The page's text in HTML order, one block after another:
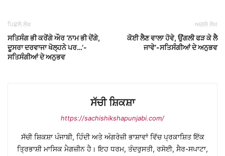
ਪਿਛਲੇ ਲੇਖ
ਸਤਿਸੰਗ ਭੀ ਕਰੇਂਗੇ ਔਰ ‘ਨਾਮ ਭੀ ਦੇਂਗੇ,
ਦੂਸਰਾ ਦਰਵਾਜਾ ਖੋਲ੍ਹਨੇ ਪਰ…’-
ਸਤਿਸੰਗੀਆਂ ਦੇ ਅਨੁਭਵ
ਅਗਲੇ ਲੇਖ
ਕੋਈ ਲੈਣ ਵਾਲਾ ਹੋਵੇ, ਉਂਗਲੀ ਫੜ ਕੇ ਲੈ
ਜਾਵੇ’-ਸਤਿਸੰਗੀਆਂ ਦੇ ਅਨੁਭਵ
ਸੱਚੀ ਸ਼ਿਕਸ਼ਾ
https://sachishikshapunjabi.com/
ਸੱਚੀ ਸ਼ਿਕਸ਼ਾ ਪੰਜਾਬੀ, ਹਿੰਦੀ ਅਤੇ ਅੰਗਰੇਜ਼ੀ ਭਾਸ਼ਾਵਾਂ ਵਿੱਚ ਪ੍ਰਕਾਸ਼ਿਤ ਇੱਕ
ਤ੍ਰਿਭਾਸ਼ੀ ਮਾਸਿਕ ਮੈਗਜ਼ੀਨ ਹੈ। ਇਹ ਧਰਮ, ਤੰਦਰੁਸਤੀ, ਰਸੋਈ, ਸੈਰ-ਸਪਾਟਾ,